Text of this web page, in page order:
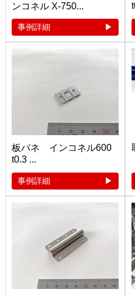
ンコネル X-750...
事例詳細
板バネ インコネル600
t0.3 ...
事例詳細